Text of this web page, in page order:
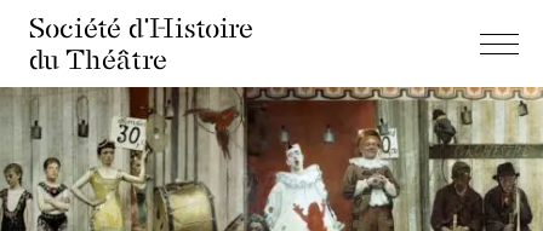
Société d'Histoire
du Théâtre